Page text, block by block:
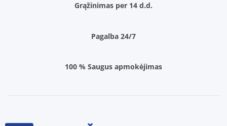
Grąžinimas per 14 d.d.
Pagalba 24/7
100 % Saugus apmokėjimas